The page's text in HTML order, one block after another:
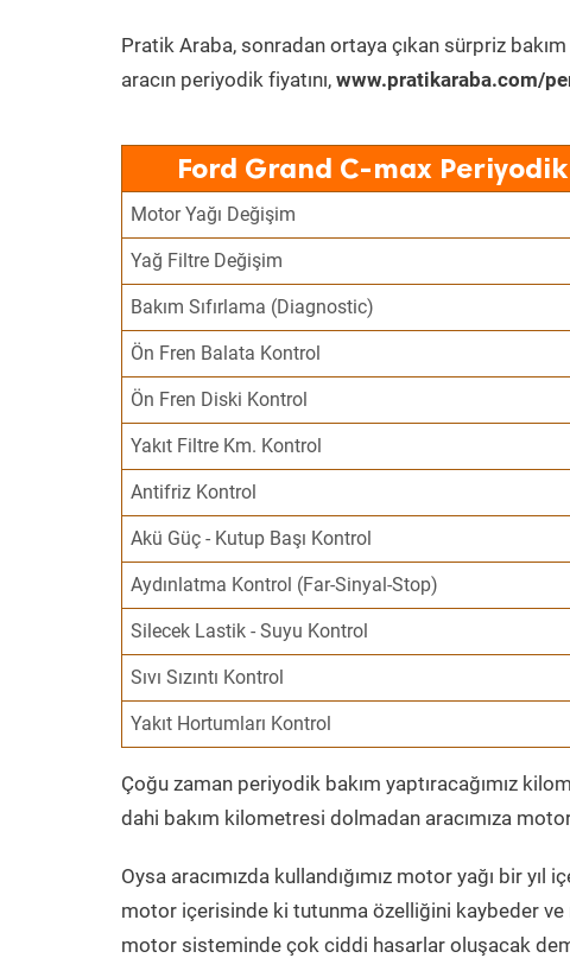
Pratik Araba, sonradan ortaya çıkan sürpriz bakım
aracın periyodik fiyatını, www.pratikaraba.com/
Ford Grand C-max
Motor Yağı Değişim
Yağ Filtre Değişim
Bakım Sıfırlama (Diagnostic)
Ön Fren Balata Kontrol
Ön Fren Diski Kontrol
Yakıt Filtre Km. Kontrol
Antifriz Kontrol
Akü Güç - Kutup Başı Kontrol
Aydınlatma Kontrol (Far-Sinyal-Stop)
Silecek Lastik - Suyu Kontrol
Sıvı Sızıntı Kontrol
Yakıt Hortumları Kontrol
Çoğu zaman periyodik bakım yaptıracağımız
dahi bakım kilometresi dolmadan aracımıza
Oysa aracımızda kullandığımız motor yağı bir
motor içerisinde ki tutunma özelliğini kaybeder ve
motor sisteminde çok ciddi hasarlar oluşacak